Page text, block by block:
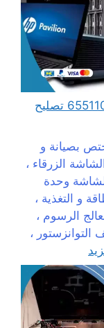
مهندس كمبيوتر العارضية الصناعية 65511033 تصليح
بصيانة و
الزرقاء ،
وحدة
و التغذية ،
الرسوم ،
،